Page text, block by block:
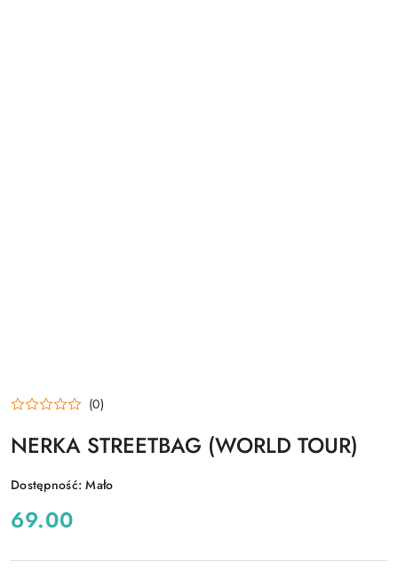
(0)
NERKA STREETBAG (WORLD TOUR)
Dostępność:Mało
cena:
69.00